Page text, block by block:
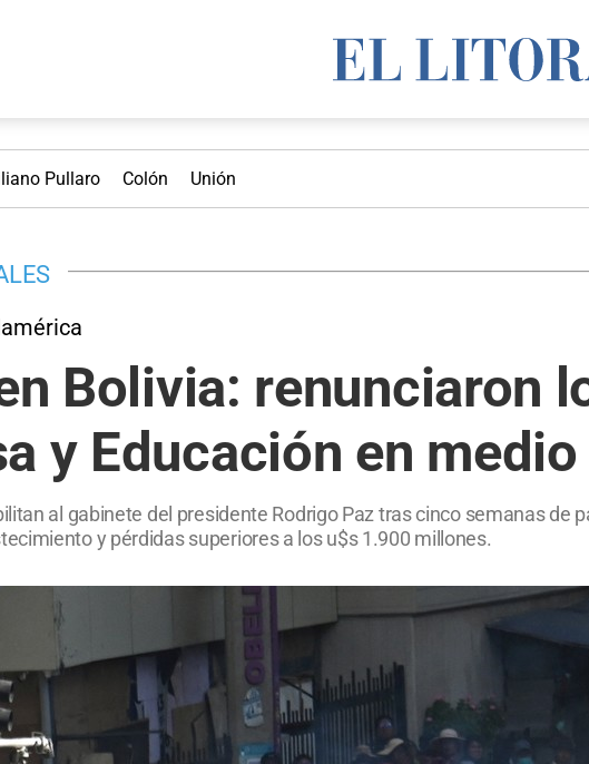
Pullaro Colón Unión
Bolivia: renunciaron
y Educación en
al gabinete del presidente Rodrigo Paz tras cinco semanas de
y pérdidas superiores a los u$s 1.900 millones.